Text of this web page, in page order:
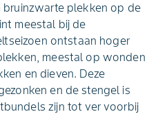
bruinzwarte plekken op de
meestal bij de
ontstaan hoger
meestal op wonden
en dieven. Deze
en de stengel is
zijn tot ver voorbij